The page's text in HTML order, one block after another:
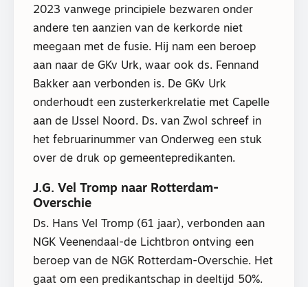
2023 vanwege principiele bezwaren onder
andere ten aanzien van de kerkorde niet
meegaan met de fusie. Hij nam een beroep
aan naar de GKv Urk, waar ook ds. Fennand
Bakker aan verbonden is. De GKv Urk
onderhoudt een zusterkerkrelatie met Capelle
aan de IJssel Noord. Ds. van Zwol schreef in
het februarinummer van Onderweg een stuk
over de druk op gemeentepredikanten.
J.G. Vel Tromp naar Rotterdam-
Overschie
Ds. Hans Vel Tromp (61 jaar), verbonden aan
NGK Veenendaal-de Lichtbron ontving een
beroep van de NGK Rotterdam-Overschie. Het
gaat om een predikantschap in deeltijd 50%.